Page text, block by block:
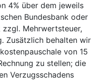
4% über dem jeweils
Bundesbank oder
Mehrwertsteuer,
Zusätzlich behalten wir
von 15
zu stellen; die
Verzugsschadens